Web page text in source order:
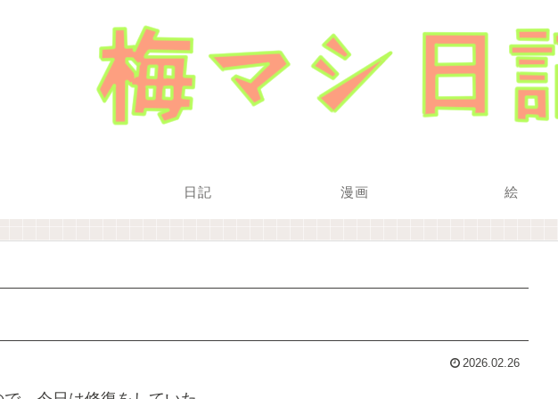
日記 漫画 絵
2026.02.26